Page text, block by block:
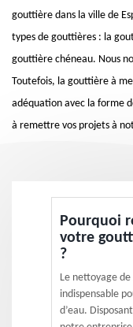
gouttière dans la ville de
types de gouttières : la
gouttière chéneau. Nous
Toutefois, la gouttière à
adéquation avec la forme
à remettre vos projets à
Pourquoi
votre
?
Le nettoyage
indispensable
d’eau.